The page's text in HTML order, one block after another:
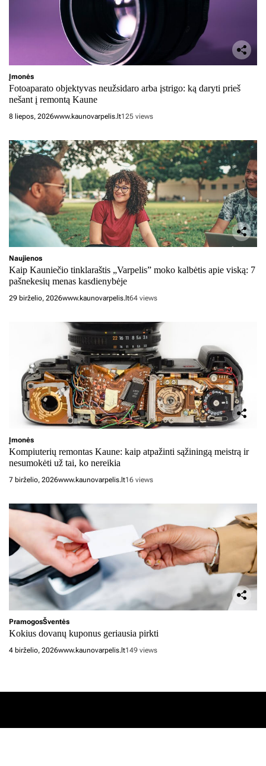
Įmonės
Fotoaparato objektyvas neužsidaro arba įstrigo: ką daryti prieš
nešant į remontą Kaune
8 liepos, 2026www.kaunovarpelis.lt125 views
Naujienos
Kaip Kauniečio tinklaraštis „Varpelis” moko kalbėtis apie viską: 7
pašnekesių menas kasdienybėje
29 birželio, 2026www.kaunovarpelis.lt64 views
Įmonės
Kompiuterių remontas Kaune: kaip atpažinti sąžiningą meistrą ir
nesumokėti už tai, ko nereikia
7 birželio, 2026www.kaunovarpelis.lt16 views
PramogosŠventės
Kokius dovanų kuponus geriausia pirkti
4 birželio, 2026www.kaunovarpelis.lt149 views